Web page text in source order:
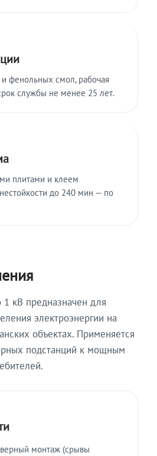
фенольных смол, рабочая
службы не менее 25 лет.
плитами и клеем
до 240 мин — по
кВ предназначен для
электроэнергии на
объектах. Применяется
подстанций к мощным
монтаж (срывы